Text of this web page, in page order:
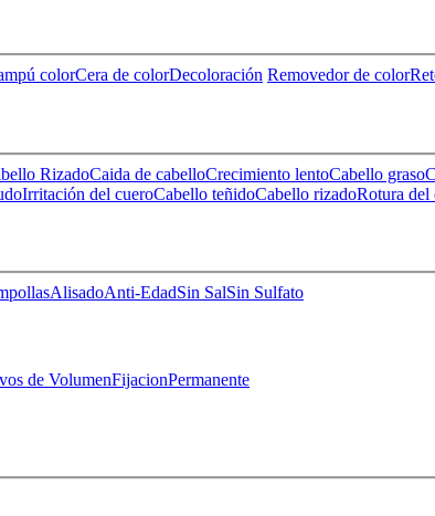
colorCera de colorDecoloración Removedor de color
RizadoCaida de cabelloCrecimiento lentoCabello graso
Irritación del cueroCabello teñidoCabello rizadoRotura del
AlisadoAnti-EdadSin SalSin Sulfato
de VolumenFijacionPermanente